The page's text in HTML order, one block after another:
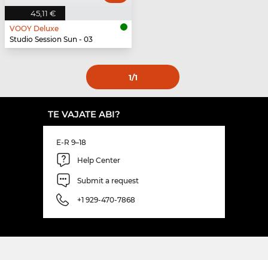
45,11 €
VOOY Deluxe
Studio Session Sun - 03
1/1
TE VAJATE ABI?
E-R 9–18
Help Center
Submit a request
+1 929-470-7868